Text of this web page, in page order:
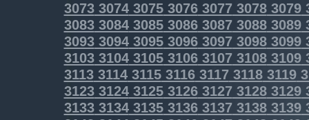
3073307430753076307730783079
3083308430853086308730883089
3093309430953096309730983099
3103310431053106310731083109
3113311431153116311731183119
3123312431253126312731283129
3133313431353136313731383139